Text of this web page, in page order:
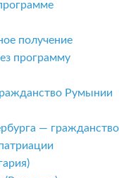
получение
программу
Румынии
— гражданство